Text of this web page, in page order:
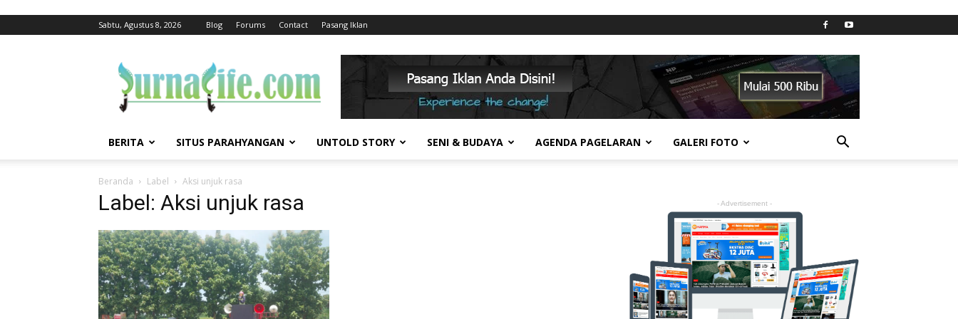
Sabtu, Agustus 8, 2026 Blog Forums Contact Pasang Iklan
BERITA SITUS PARAHYANGAN UNTOLD STORY SENI & BUDAYA AGENDA PAGELARAN GALERI FOTO
Beranda Label Aksi unjuk rasa
Label: Aksi unjuk rasa - Advertisement -